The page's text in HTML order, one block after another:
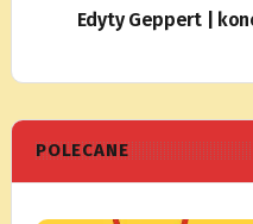
Edyty Geppert |
POLECANE